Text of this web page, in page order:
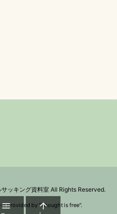
ッキング資料室All Rights Reserved.
is provided by "Thought is free".
 